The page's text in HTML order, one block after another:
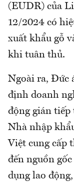
(EUDR) của
12/2024 có
xuất khẩu gỗ
khi tuân thủ.
Ngoài ra, Đức
định doanh
động gián tiếp
Nhà nhập
Việt cung cấp
đến nguồn
dụng lao